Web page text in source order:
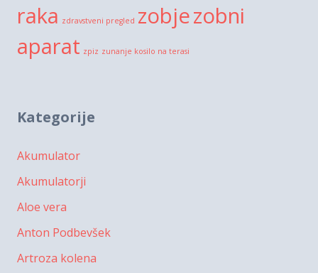
raka zdravstveni pregled zobjezobni
aparat zpiz zunanje kosilo na terasi
Kategorije
Akumulator
Akumulatorji
Aloe vera
Anton Podbevšek
Artroza kolena